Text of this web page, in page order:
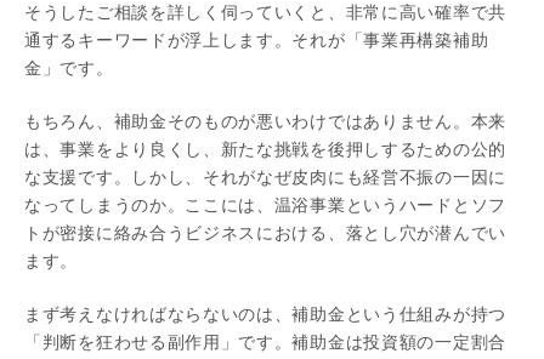
そうしたご相談を詳しく伺っていくと、非常に高い確率で共
通するキーワードが浮上します。それが「事業再構築補助
金」です。
もちろん、補助金そのものが悪いわけではありません。本来
は、事業をより良くし、新たな挑戦を後押しするための公的
な支援です。しかし、それがなぜ皮肉にも経営不振の一因に
なってしまうのか。ここには、温浴事業というハードとソフ
トが密接に絡み合うビジネスにおける、落とし穴が潜んでい
ます。
まず考えなければならないのは、補助金という仕組みが持つ
「判断を狂わせる副作用」です。補助金は投資額の一定割合